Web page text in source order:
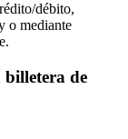
débito,
o mediante
de